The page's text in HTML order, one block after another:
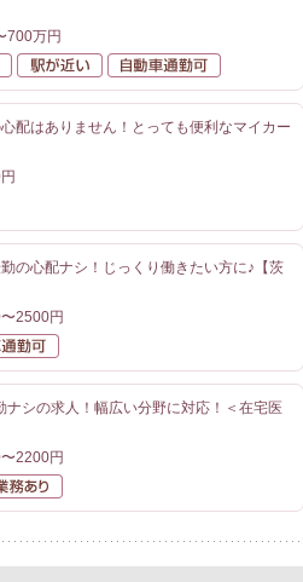
700万円
上 未経験者OK 駅が近い
配はありません！とっても便利なマイカー
の心配ナシ！じっくり働きたい方に♪【茨
2500円
シの求人！幅広い分野に対応！＜在宅医
2200円
勤可